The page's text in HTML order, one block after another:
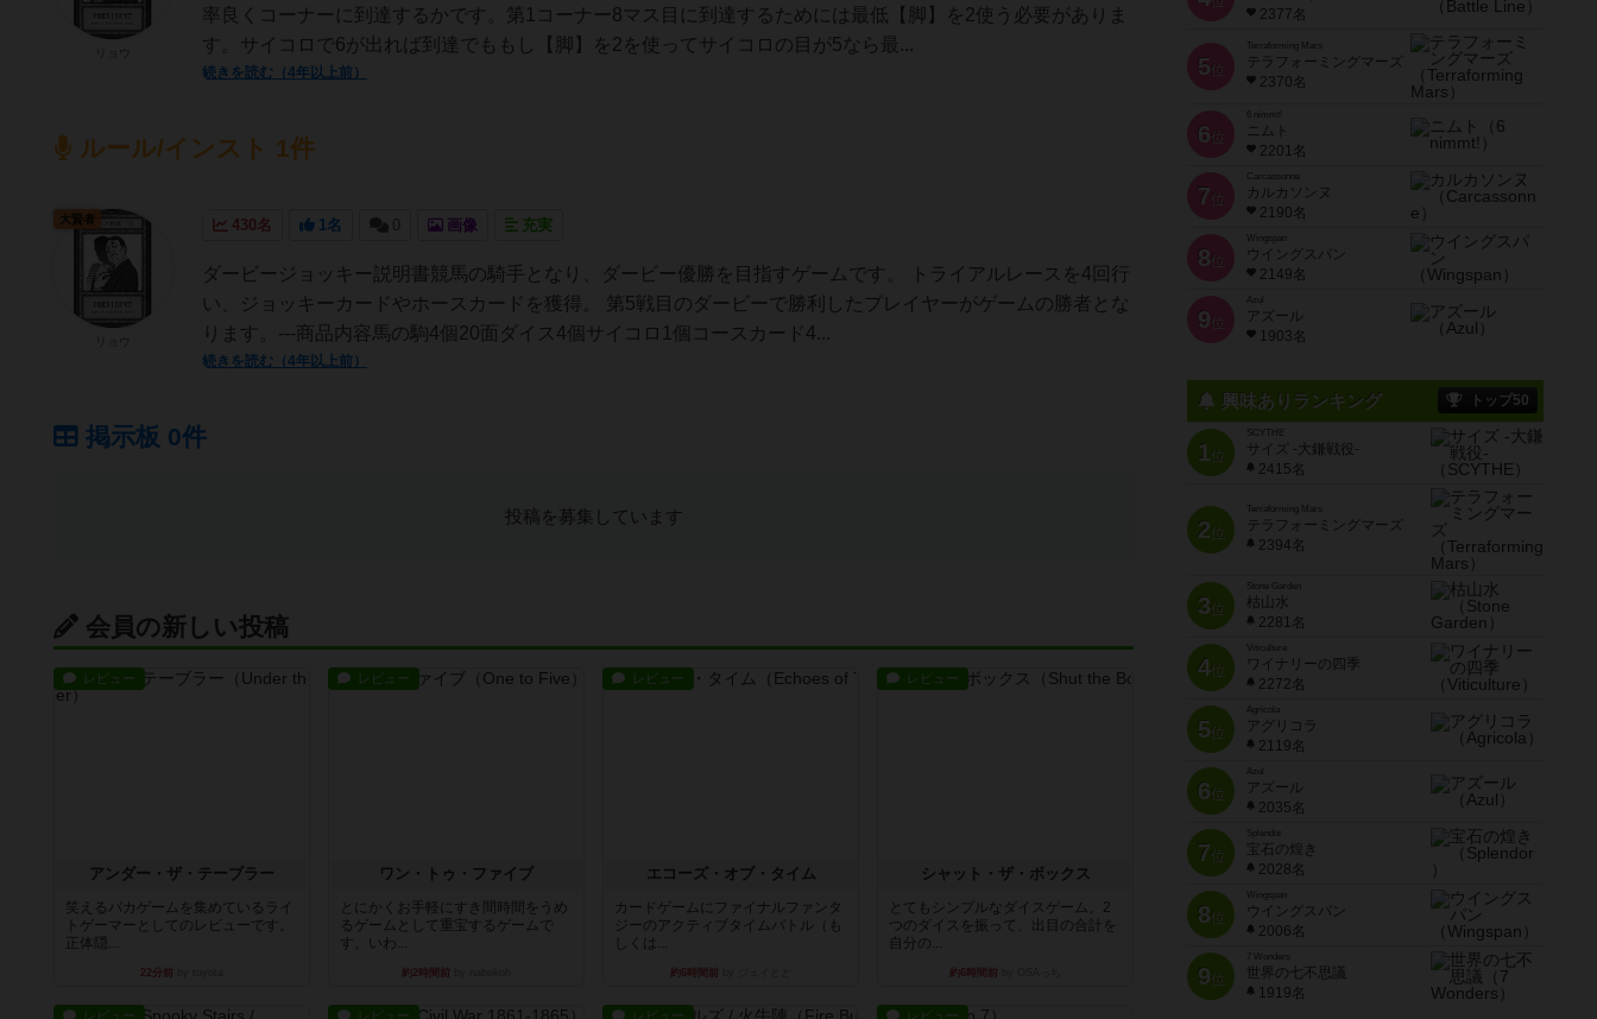
率良くコーナーに到達するかです。第1コーナー8マス目に到達するためには最低【脚】を2使う必要がありま
す。サイコロで6が出れば到達でももし【脚】を2を使ってサイコロの目が5なら最...
続きを読む（4年以上前）
ルール/インスト 1件
430名 1名 0 画像 充実
ダービージョッキー説明書競馬の騎手となり、ダービー優勝を目指すゲームです。 トライアルレースを4回行
い、ジョッキーカードやホースカードを獲得。 第5戦目のダービーで勝利したプレイヤーがゲームの勝者とな
ります。---商品内容馬の駒4個20面ダイス4個サイコロ1個コースカード4...
続きを読む（4年以上前）
大賢者
掲示板 0件
投稿を募集しています
会員の新しい投稿
レビュー
アンダー・ザ・テーブラー
笑えるバカゲームを集めているライ
トゲーマーとしてのレビューです。
正体隠...
22分前
レビュー
ワン・トゥ・ファイブ
とにかくお手軽にすき間時間をうめ
るゲームとして重宝するゲームで
す。いわ...
約2時間前
レビュー
エコーズ・オブ・タイム
カードゲームにファイナルファンタ
ジーのアクティブタイムバトル（も
しくは...
約6時間前
レビュー
シャット・ザ・ボックス
とてもシンプルなダイスゲーム。2
つのダイスを振って、出目の合計を
自分の...
約6時間前
レビュー レビュー レビュー レビュー
2377名
5 位
Terraforming Mars
テラフォーミングマーズ
2370名
6 位
ニムト
2201名
7 位
Carcassonne
カルカソンヌ
2190名
8 位
Wingspan
ウイングスパン
2149名
9 位
Azul
アズール
1903名
興味ありランキング トップ50
1位
SCYTHE
サイズ -大鎌戦役-
2415名
2位
Terraforming Mars
テラフォーミングマーズ
2394名
3位
Stone Garden
枯山水
2281名
4位
Viticulture
ワイナリーの四季
2272名
5位
Agricola
アグリコラ
2119名
6位
Azul
アズール
2035名
7位
宝石の煌き
2028名
8位
Wingspan
ウイングスパン
2006名
9位
7 Wonders
世界の七不思議
1919名